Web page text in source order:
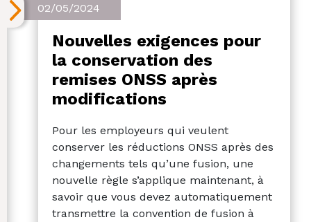
02/05/2024
Nouvelles exigences pour
la conservation des
remises ONSS après
modifications
Pour les employeurs qui veulent
conserver les réductions ONSS après des
changements tels qu’une fusion, une
nouvelle règle s’applique maintenant, à
savoir que vous devez automatiquement
transmettre la convention de fusion à